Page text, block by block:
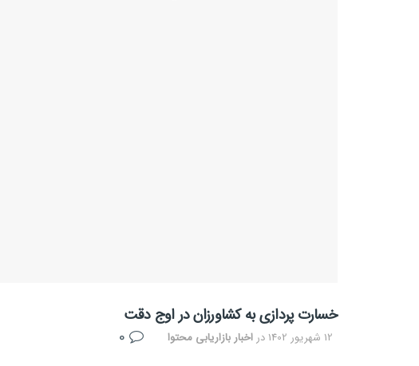
خسارت پردازی به کشاورزان در اوج دقت
12 شهریور 1402 دراخبار بازاریابی محتوا